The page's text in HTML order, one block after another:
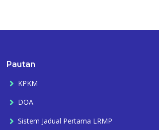
Pautan
KPKM
DOA
Sistem Jadual Pertama LRMP